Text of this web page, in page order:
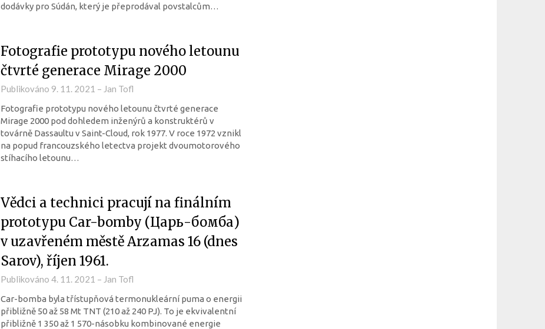
dodávky pro Súdán, který je přeprodával povstalcům…
Fotografie prototypu nového letounu
čtvrté generace Mirage 2000
Publikováno 9. 11. 2021 – Jan Tofl
Fotografie prototypu nového letounu čtvrté generace
Mirage 2000 pod dohledem inženýrů a konstruktérů v
továrně Dassaultu v Saint-Cloud, rok 1977. V roce 1972 vznikl
na popud francouzského letectva projekt dvoumotorového
stíhacího letounu…
Vědci a technici pracují na finálním
prototypu Car-bomby (Царь-бомба)
v uzavřeném městě Arzamas 16 (dnes
Sarov), říjen 1961.
Publikováno 4. 11. 2021 – Jan Tofl
Car-bomba byla třístupňová termonukleární puma o energii
přibližně 50 až 58 Mt TNT (210 až 240 PJ). To je ekvivalentní
přibližně 1 350 až 1 570-násobku kombinované energie